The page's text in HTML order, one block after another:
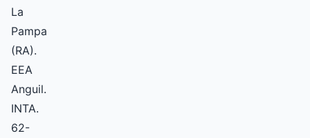
La
Pampa
(RA).
EEA
Anguil.
INTA.
62-